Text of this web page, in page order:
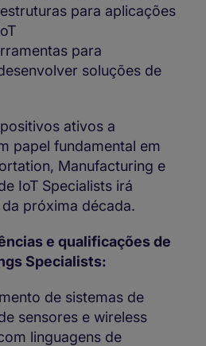
para aplicações
para
soluções de
ativos a
papel fundamental em
Manufacturing e
IoT Specialists irá
próxima década.
e qualificações de
Specialists:
de sistemas de
sensores e wireless
linguagens de